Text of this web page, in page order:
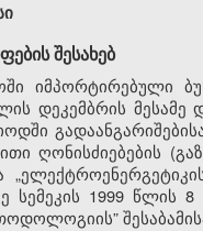
შესახებ
იმპორტირებული
მესამე
ღონისძიებების
სემეკის 1999 წლის